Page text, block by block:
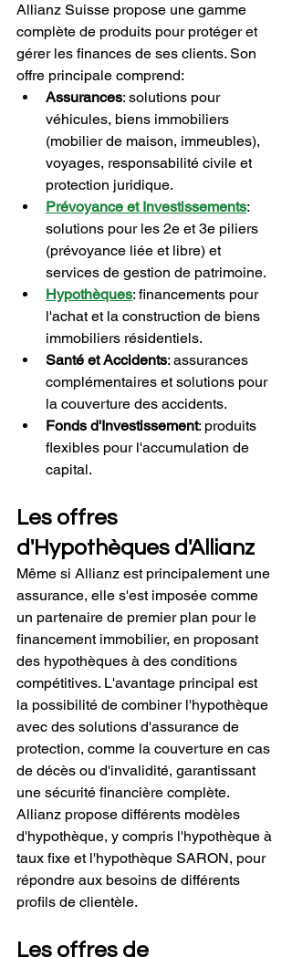
Allianz Suisse propose une gamme
complète de produits pour protéger et
gérer les finances de ses clients. Son
offre principale comprend:
Assurances: solutions pour
véhicules, biens immobiliers
(mobilier de maison, immeubles),
voyages, responsabilité civile et
protection juridique.
Prévoyance et Investissements:
solutions pour les 2e et 3e piliers
(prévoyance liée et libre) et
services de gestion de patrimoine.
Hypothèques: financements pour
l'achat et la construction de biens
immobiliers résidentiels.
Santé et Accidents: assurances
complémentaires et solutions pour
la couverture des accidents.
Fonds d'Investissement: produits
flexibles pour l'accumulation de
capital.
Les offres
d'Hypothèques d'Allianz
Même si Allianz est principalement une
assurance, elle s'est imposée comme
un partenaire de premier plan pour le
financement immobilier, en proposant
des hypothèques à des conditions
compétitives. L'avantage principal est
la possibilité de combiner l'hypothèque
avec des solutions d'assurance de
protection, comme la couverture en cas
de décès ou d'invalidité, garantissant
une sécurité financière complète.
Allianz propose différents modèles
d'hypothèque, y compris l'hypothèque à
taux fixe et l'hypothèque SARON, pour
répondre aux besoins de différents
profils de clientèle.
Les offres de